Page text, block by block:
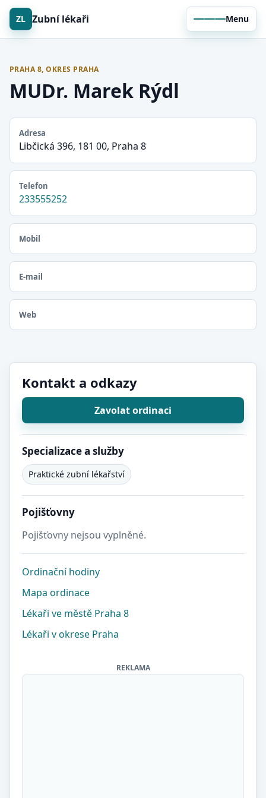
ZL Zubní lékaři Menu
PRAHA 8, OKRES PRAHA
MUDr. Marek Rýdl
Adresa
Libčická 396, 181 00, Praha 8
Telefon
233555252
Mobil
E-mail
Web
Kontakt a odkazy
Zavolat ordinaci
Specializace a služby
Praktické zubní lékařství
Pojišťovny
Pojišťovny nejsou vyplněné.
Ordinační hodiny
Mapa ordinace
Lékaři ve městě Praha 8
Lékaři v okrese Praha
REKLAMA